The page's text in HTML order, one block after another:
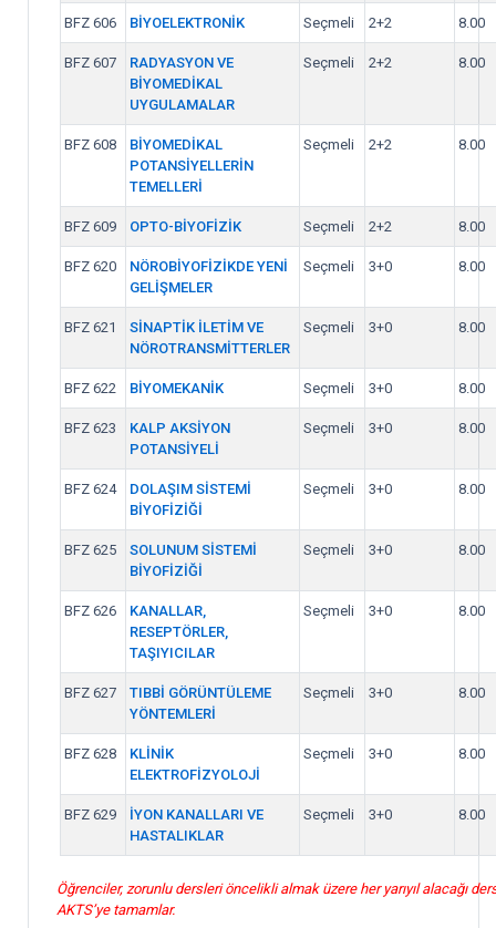
BFZ 606 BİYOELEKTRONİK Seçmeli 2+2 8.00
BFZ 607
RADYASYON VE
BİYOMEDİKAL
UYGULAMALAR
Seçmeli 2+2 8.00
BFZ 608
BİYOMEDİKAL
POTANSİYELLERİN
TEMELLERİ
Seçmeli 2+2 8.00
BFZ 609 OPTO-BİYOFİZİK Seçmeli 2+2 8.00
BFZ 620
NÖROBİYOFİZİKDE YENİ
GELİŞMELER
Seçmeli 3+0 8.00
BFZ 621
SİNAPTİK İLETİM VE
NÖROTRANSMİTTERLER
Seçmeli 3+0 8.00
BFZ 622 BİYOMEKANİK Seçmeli 3+0 8.00
BFZ 623
KALP AKSİYON
POTANSİYELİ
Seçmeli 3+0 8.00
BFZ 624
DOLAŞIM SİSTEMİ
BİYOFİZİĞİ
Seçmeli 3+0 8.00
BFZ 625
SOLUNUM SİSTEMİ
BİYOFİZİĞİ
Seçmeli 3+0 8.00
BFZ 626
KANALLAR,
RESEPTÖRLER,
TAŞIYICILAR
Seçmeli 3+0 8.00
BFZ 627
TIBBİ GÖRÜNTÜLEME
YÖNTEMLERİ
Seçmeli 3+0 8.00
BFZ 628
KLİNİK
ELEKTROFİZYOLOJİ
Seçmeli 3+0 8.00
BFZ 629
İYON KANALLARI VE
HASTALIKLAR
Seçmeli 3+0 8.00
Öğrenciler, zorunlu dersleri öncelikli almak üzere her yarıyıl alacağı
AKTS’ye tamamlar.